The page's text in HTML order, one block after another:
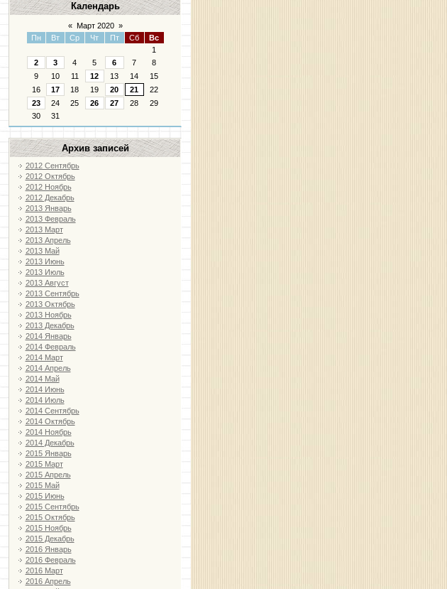
Календарь
« Март 2020 »
Пн
Вт Ср Чт Пт Сб
Вс
1
2
3 4 5 6 7
8
9
10 11 12 13 14
15
16
17 18 19 20 21
22
23
24 25 26 27 28
29
30
31
Архив записей
2012 Сентябрь
2012 Октябрь
2012 Ноябрь
2012 Декабрь
2013 Январь
2013 Февраль
2013 Март
2013 Апрель
2013 Май
2013 Июнь
2013 Июль
2013 Август
2013 Сентябрь
2013 Октябрь
2013 Ноябрь
2013 Декабрь
2014 Январь
2014 Февраль
2014 Март
2014 Апрель
2014 Май
2014 Июнь
2014 Июль
2014 Сентябрь
2014 Октябрь
2014 Ноябрь
2014 Декабрь
2015 Январь
2015 Март
2015 Апрель
2015 Май
2015 Июнь
2015 Сентябрь
2015 Октябрь
2015 Ноябрь
2015 Декабрь
2016 Январь
2016 Февраль
2016 Март
2016 Апрель